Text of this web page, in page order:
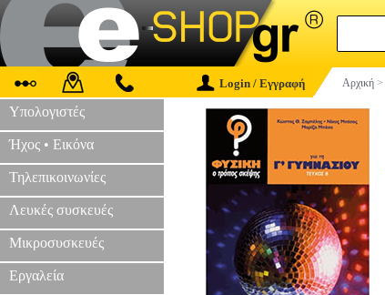
Login / Εγγραφή Αρχική >
Υπολογιστές
Ήχος • Εικόνα
Τηλεπικοινωνίες
Λευκές συσκευές
Μικροσυσκευές
Εργαλεία